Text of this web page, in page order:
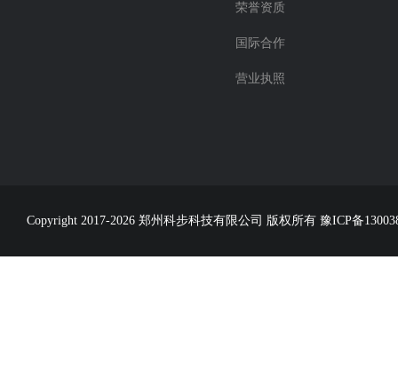
荣誉资质
国际合作
营业执照
Copyright 2017-2026 郑州科步科技有限公司 版权所有 豫ICP备